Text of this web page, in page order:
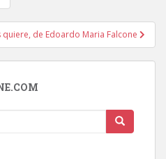
quiere, de Edoardo Maria Falcone